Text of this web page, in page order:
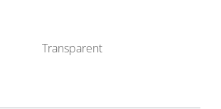
Transparent